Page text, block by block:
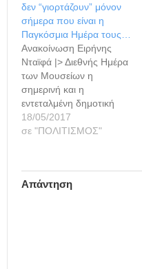
δεν “γιορτάζουν” μόνον
σήμερα που είναι η
Παγκόσμια Ημέρα τους…
Ανακοίνωση Ειρήνης
Νταϊφά |> Διεθνής Ημέρα
των Μουσείων η
σημερινή και η
εντεταλμένη δημοτική
σύμβουλος
Πολιτισμού Ειρήνη Στ.
σημερινή Ημέρα
Μουσείων και επισημαίνει
18/05/2017
σε "ΠΟΛΙΤΙΣΜΟΣ"
Απάντηση